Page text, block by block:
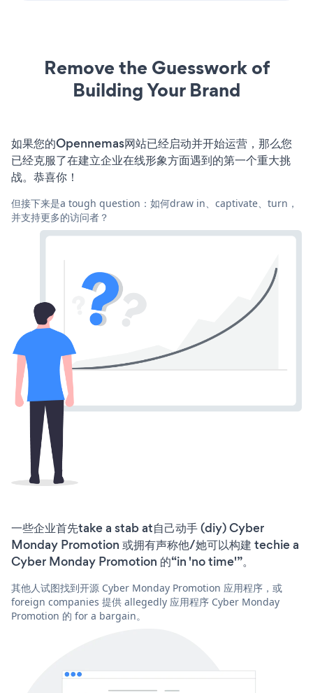
Remove the Guesswork of
Building Your Brand
如果您的Opennemas网站已经启动并开始运营，那么您
已经克服了在建立企业在线形象方面遇到的第一个重大挑
战。恭喜你！
但接下来是a tough question：如何draw in、captivate、turn，
并支持更多的访问者？
一些企业首先take a stab at自己动手 (diy) Cyber
Monday Promotion 或拥有声称他/她可以构建 techie a
Cyber Monday Promotion 的“in 'no time'”。
其他人试图找到开源 Cyber Monday Promotion 应用程序，或
foreign companies 提供 allegedly 应用程序 Cyber Monday
Promotion 的 for a bargain。